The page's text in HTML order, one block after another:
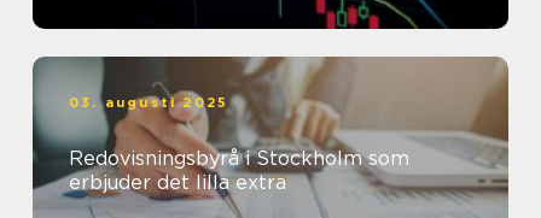
03. augusti 2025
Redovisningsbyrå i Stockholm som
erbjuder det lilla extra